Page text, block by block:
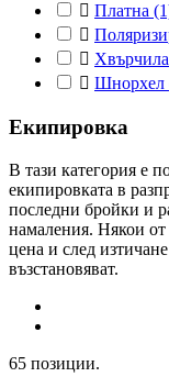
 Платна

 Хвърчила
 Шнорхел
Екипировка
В тази категория е
екипировката в
последни бройки и
намаления. Някои
цена и след
възстановяват.
65 позиции.